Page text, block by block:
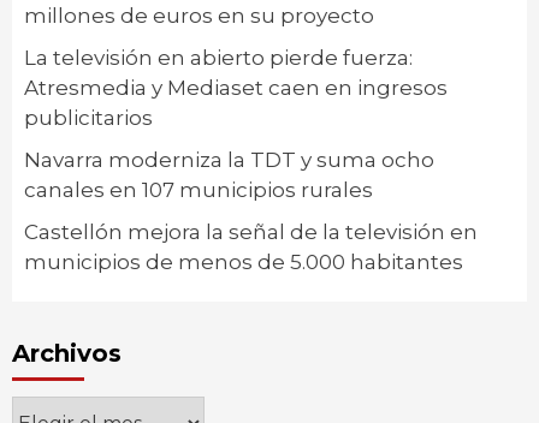
millones de euros en su proyecto
La televisión en abierto pierde fuerza:
Atresmedia y Mediaset caen en ingresos
publicitarios
Navarra moderniza la TDT y suma ocho
canales en 107 municipios rurales
Castellón mejora la señal de la televisión en
municipios de menos de 5.000 habitantes
Archivos
Archivos